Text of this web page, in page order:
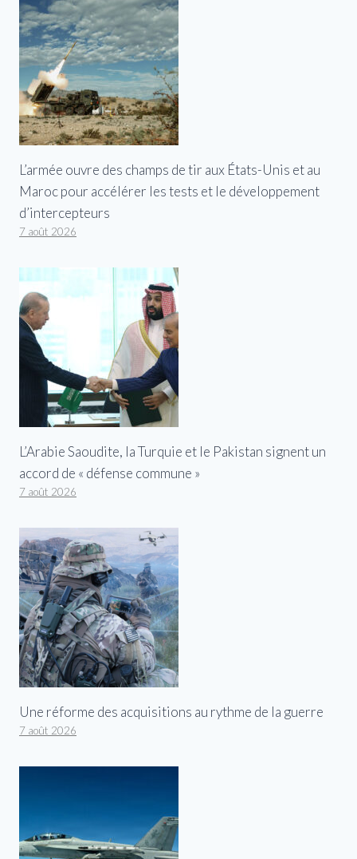
L’armée ouvre des champs de tir aux États-Unis et au
Maroc pour accélérer les tests et le développement
d’intercepteurs
7 août 2026
L’Arabie Saoudite, la Turquie et le Pakistan signent un
accord de « défense commune »
7 août 2026
Une réforme des acquisitions au rythme de la guerre
7 août 2026